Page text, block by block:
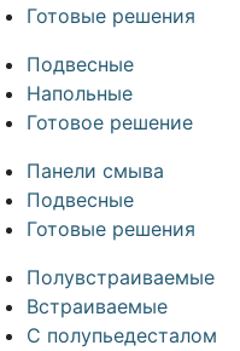
Готовые решения
Подвесные
Напольные
Готовое решение
Панели смыва
Подвесные
Готовые решения
Полувстраиваемые
Встраиваемые
С полупьедесталом